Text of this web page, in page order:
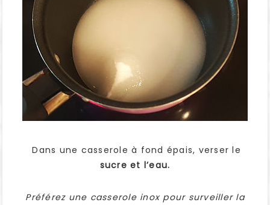
Dans une casserole à fond épais, verser le
sucre et l’eau.
Préférez une casserole inox pour surveiller la